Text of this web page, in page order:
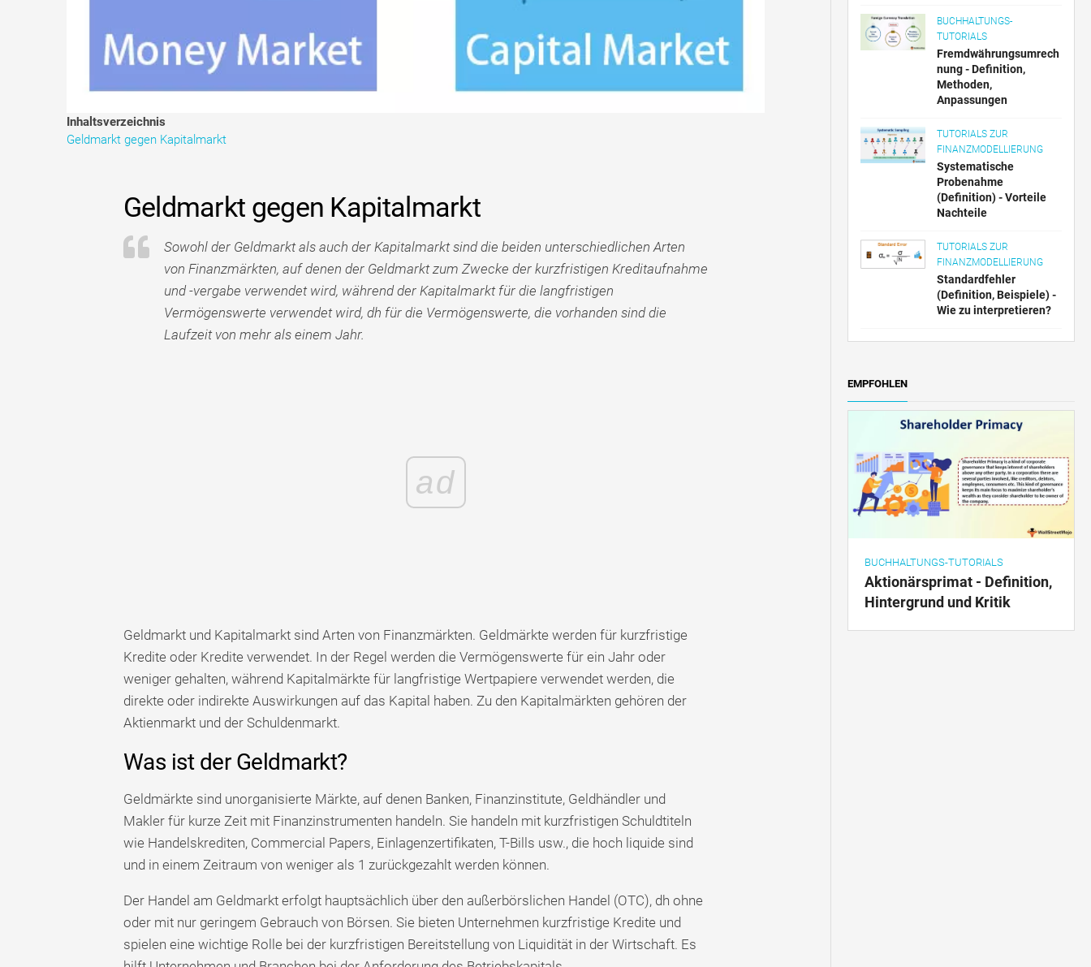
Inhaltsverzeichnis
Geldmarkt gegen Kapitalmarkt
Geldmarkt gegen Kapitalmarkt
Sowohl der Geldmarkt als auch der Kapitalmarkt sind die beiden unterschiedlichen Arten
von Finanzmärkten, auf denen der Geldmarkt zum Zwecke der kurzfristigen Kreditaufnahme
und -vergabe verwendet wird, während der Kapitalmarkt für die langfristigen
Vermögenswerte verwendet wird, dh für die Vermögenswerte, die vorhanden sind die
Laufzeit von mehr als einem Jahr.
ad
Geldmarkt und Kapitalmarkt sind Arten von Finanzmärkten. Geldmärkte werden für kurzfristige
Kredite oder Kredite verwendet. In der Regel werden die Vermögenswerte für ein Jahr oder
weniger gehalten, während Kapitalmärkte für langfristige Wertpapiere verwendet werden, die
direkte oder indirekte Auswirkungen auf das Kapital haben. Zu den Kapitalmärkten gehören der
Aktienmarkt und der Schuldenmarkt.
Was ist der Geldmarkt?
Geldmärkte sind unorganisierte Märkte, auf denen Banken, Finanzinstitute, Geldhändler und
Makler für kurze Zeit mit Finanzinstrumenten handeln. Sie handeln mit kurzfristigen Schuldtiteln
wie Handelskrediten, Commercial Papers, Einlagenzertifikaten, T-Bills usw., die hoch liquide sind
und in einem Zeitraum von weniger als 1 zurückgezahlt werden können.
Der Handel am Geldmarkt erfolgt hauptsächlich über den außerbörslichen Handel (OTC), dh ohne
oder mit nur geringem Gebrauch von Börsen. Sie bieten Unternehmen kurzfristige Kredite und
spielen eine wichtige Rolle bei der kurzfristigen Bereitstellung von Liquidität in der Wirtschaft. Es
BUCHHALTUNGS-
TUTORIALS
Fremdwährungsumrech
nung - Definition,
Methoden,
Anpassungen
TUTORIALS ZUR
FINANZMODELLIERUNG
Systematische
Probenahme
(Definition) - Vorteile
Nachteile
TUTORIALS ZUR
FINANZMODELLIERUNG
Standardfehler
(Definition, Beispiele) -
Wie zu interpretieren?
EMPFOHLEN
BUCHHALTUNGS-TUTORIALS
Aktionärsprimat - Definition,
Hintergrund und Kritik